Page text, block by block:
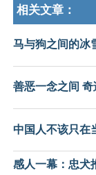
相关文章：
马与狗之间的冰
善恶一念之间 奇
中国人不该只在
感人一幕：忠犬